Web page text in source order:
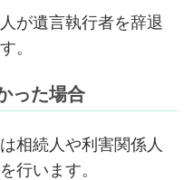
が遺言執行者を辞退
。
った場合
相続人や利害関係人
行います。